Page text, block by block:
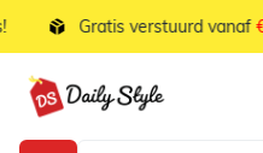
Ga naar de inhoud
Gratis verstuurd vanaf